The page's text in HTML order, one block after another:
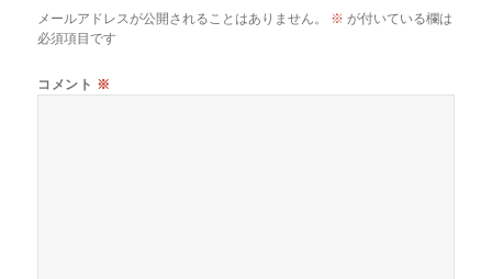
メールアドレスが公開されることはありません。 ※ が付いている欄は
必須項目です
コメント ※